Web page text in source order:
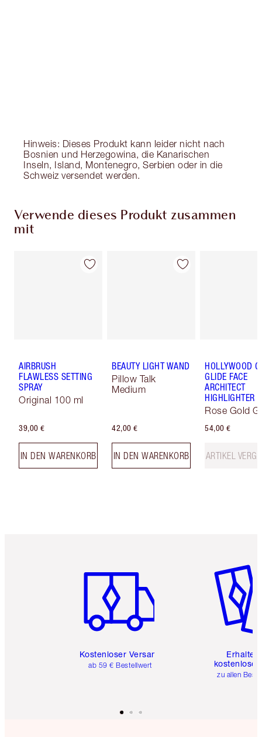
Hinweis: Dieses Produkt kann leider nicht nach
Bosnien und Herzegowina, die Kanarischen
Inseln, Island, Montenegro, Serbien oder in die
Schweiz versendet werden.
Verwende dieses Produkt zusammen
mit
AIRBRUSH
FLAWLESS SETTING
SPRAY
Original 100 ml
39,00 €
IN DEN WARENKORB
BEAUTY LIGHT WAND
Pillow Talk
Medium
42,00 €
IN DEN WARENKORB
HOLLYWOOD
GLIDE FACE
ARCHITECT
HIGHLIGHTER
Rose Gold
54,00 €
ARTIKEL
Kostenloser Versand
ab 59 € Bestellwert
Erhalte
kostenlose
zu allen